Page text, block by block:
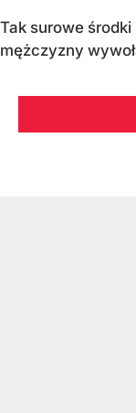
Tak surowe
mężczyzny